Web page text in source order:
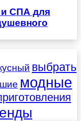
и СПА для
выбрать
модные